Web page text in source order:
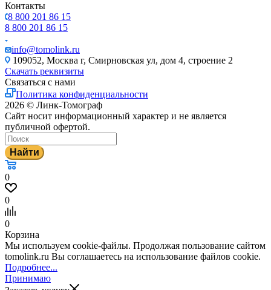
Контакты
8 800 201 86 15
8 800 201 86 15
info@tomolink.ru
109052, Москва г, Смирновская ул, дом 4, строение 2
Скачать реквизиты
Связаться с нами
Политика конфиденциальности
2026 © Линк-Томограф
Сайт носит информационный характер и не является
публичной офертой.
Найти
0
0
0
Корзина
Мы используем cookie-файлы. Продолжая пользование сайтом
tomolink.ru Вы соглашаетесь на использование файлов cookie.
Подробнее...
Принимаю